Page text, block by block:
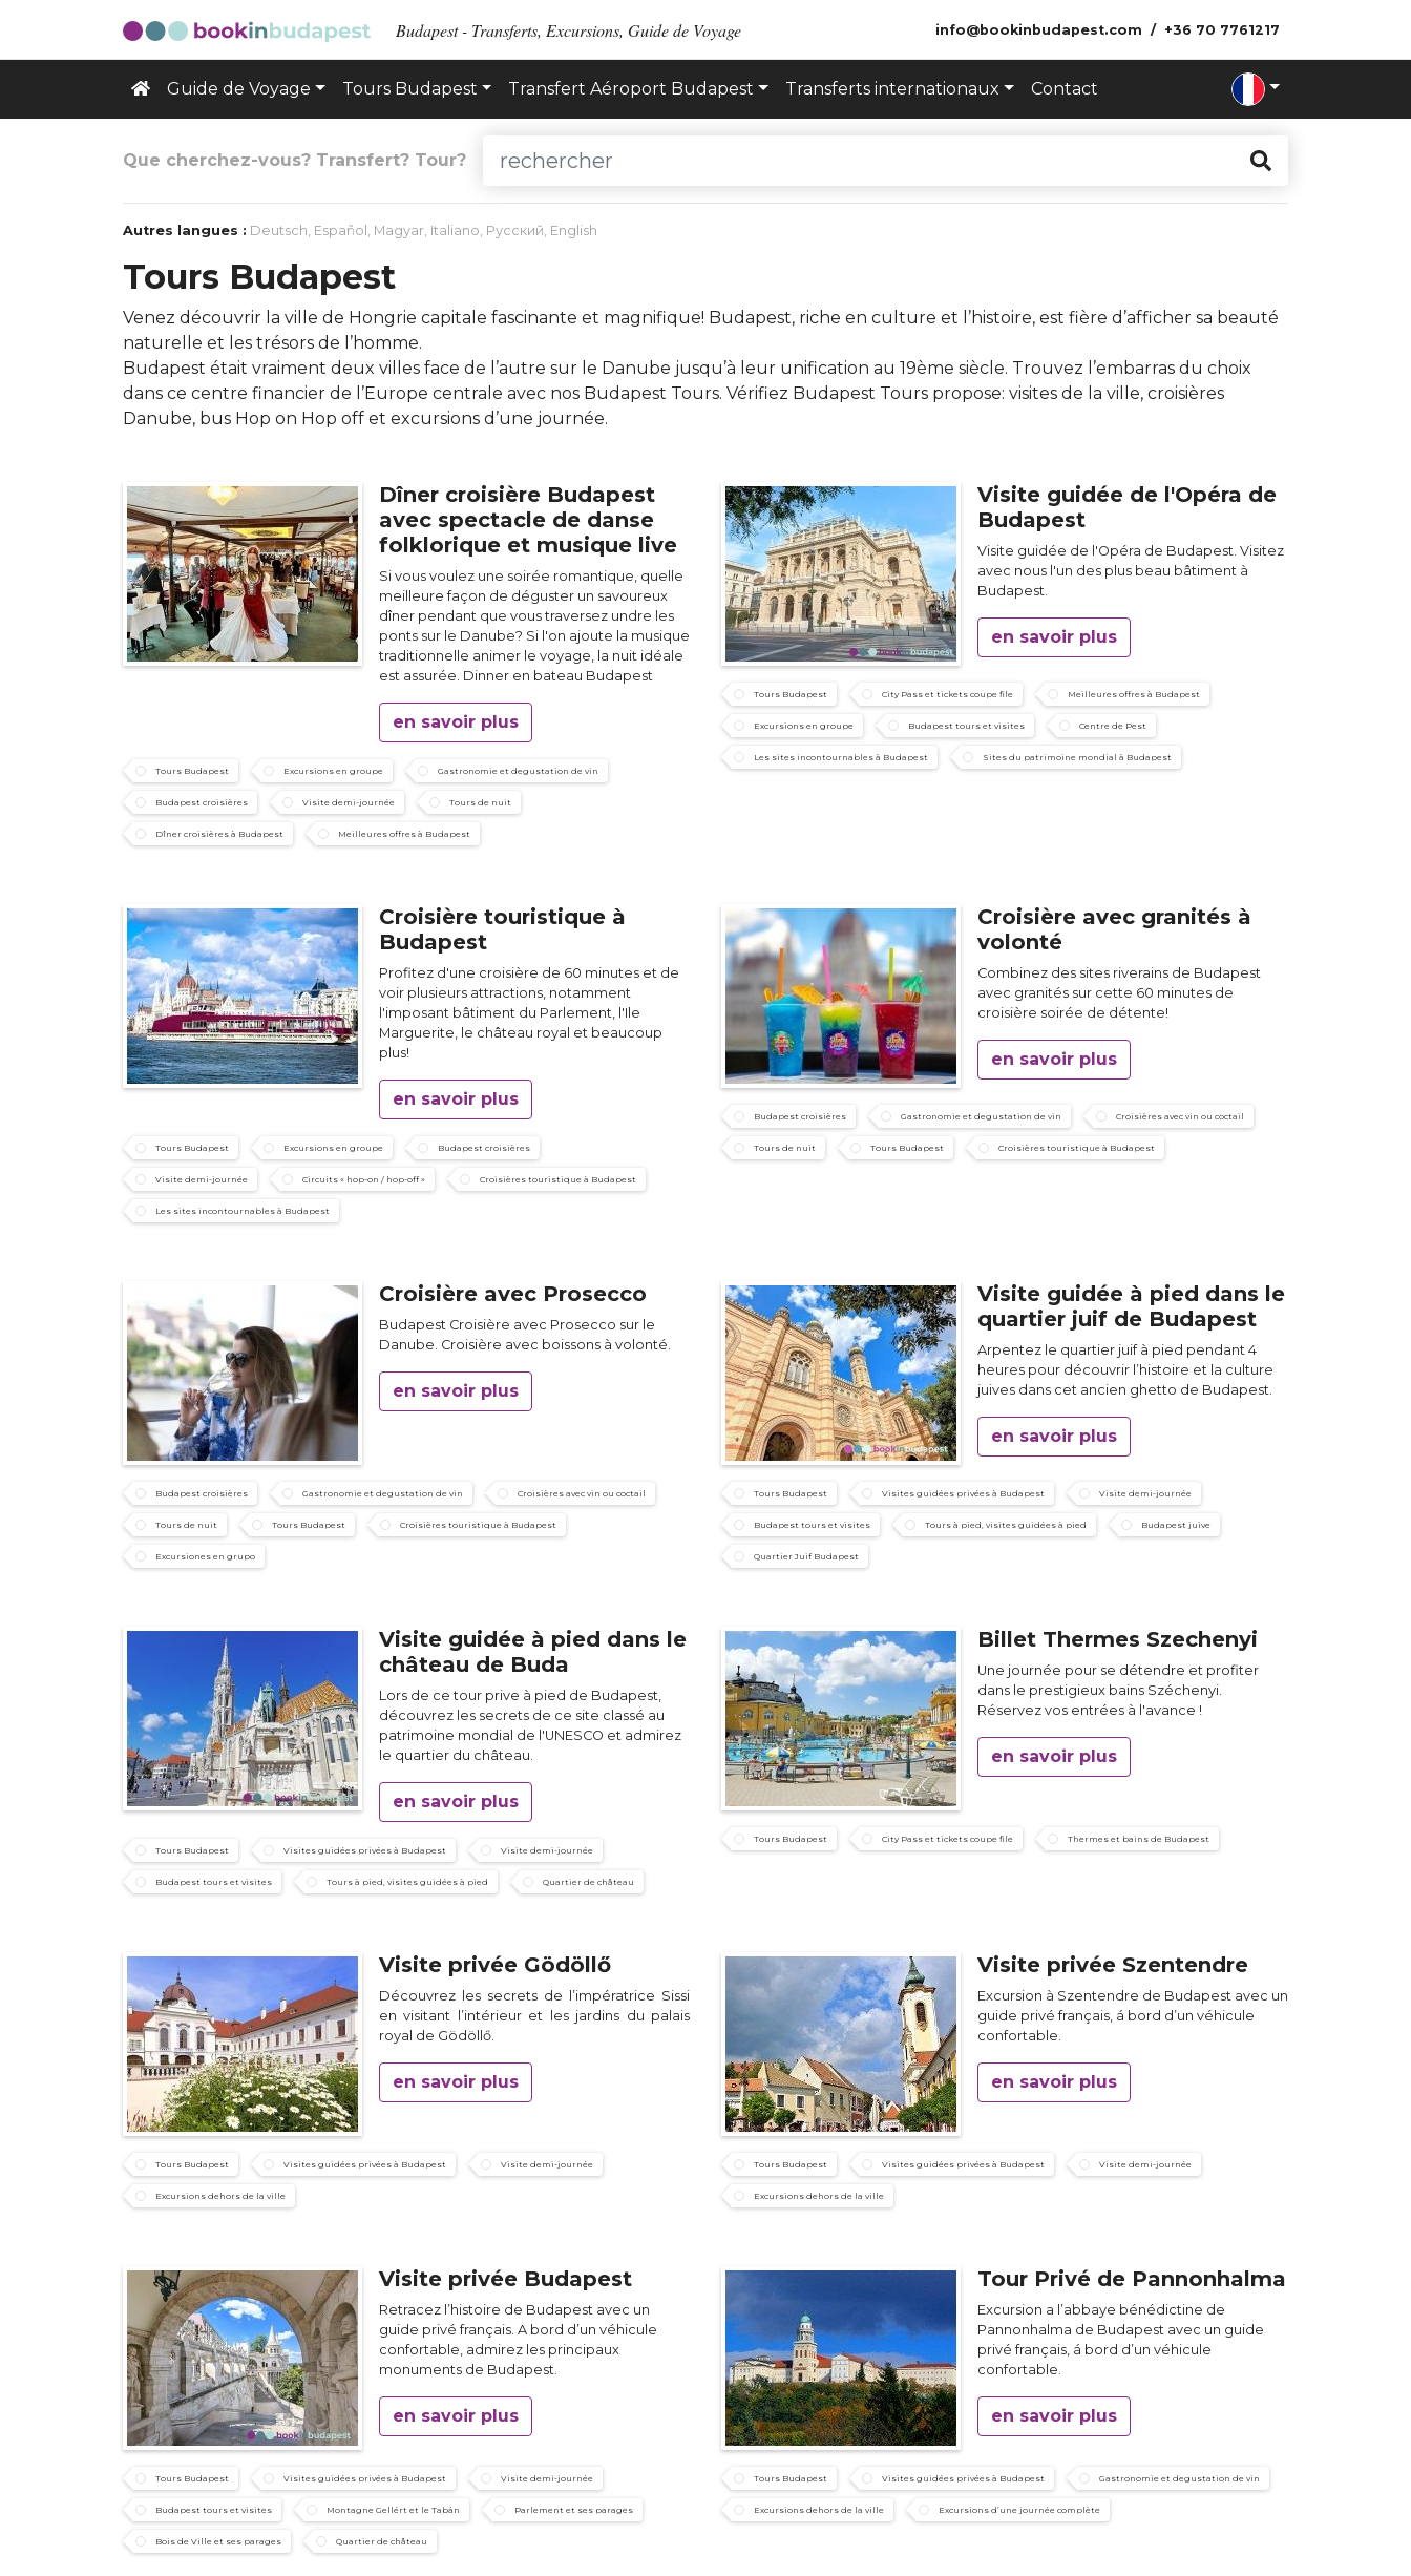
Budapest - Transferts, Excursions, Guide de Voyage info@bookinbudapest.com +36 70 7761217
Guide de Voyage Tours Budapest Transfert Aéroport Budapest Transferts internationaux Contact
Que cherchez-vous? Transfert? Tour?
Autres langues : Deutsch, Español , Magyar, Italiano, Русский, English
Tours Budapest
Venez découvrir la ville de Hongrie capitale fascinante et magnifique! Budapest, riche en culture et l’histoire, est fière d’afficher sa beauté
naturelle et les trésors de l’homme.
Budapest était vraiment deux villes face de l’autre sur le Danube jusqu’à leur unification au 19ème siècle. Trouvez l’embarras du choix
dans ce centre financier de l’Europe centrale avec nos Budapest Tours. Vérifiez Budapest Tours propose: visites de la ville, croisières
Danube, bus Hop on Hop off et excursions d’une journée.
Dîner croisière Budapest
avec spectacle de danse
folklorique et musique live
Si vous voulez une soirée romantique, quelle
meilleure façon de déguster un savoureux
dîner pendant que vous traversez undre les
ponts sur le Danube? Si l'on ajoute la musique
traditionnelle animer le voyage, la nuit idéale
est assurée. Dinner en bateau Budapest
en savoir plus
Tours Budapest Excursions en groupe Gastronomie et degustation de vin
Budapest croisières Visite demi-journée Tours de nuit
Dîner croisières à Budapest Meilleures offres à Budapest
Visite guidée de l'Opéra de
Budapest
Visite guidée de l'Opéra de Budapest. Visitez
avec nous l'un des plus beau bâtiment à
Budapest.
en savoir plus
Tours Budapest City Pass et tickets coupe file Meilleures offres à Budapest
Excursions en groupe Budapest tours et visites Centre de Pest
Les sites incontournables à Budapest Sites du patrimoine mondial à Budapest
Croisière touristique à
Budapest
Profitez d'une croisière de 60 minutes et de
voir plusieurs attractions, notamment
l'imposant bâtiment du Parlement, l'Ile
Marguerite, le château royal et beaucoup
plus!
en savoir plus
Tours Budapest Excursions en groupe Budapest croisières
Visite demi-journée Circuits « hop-on / hop-off » Croisières touristique à Budapest
Les sites incontournables à Budapest
Croisière avec granités à
volonté
Combinez des sites riverains de Budapest
avec granités sur cette 60 minutes de
croisière soirée de détente!
en savoir plus
Budapest croisières Gastronomie et degustation de vin Croisières avec vin ou coctail
Tours de nuit Tours Budapest Croisières touristique à Budapest
Croisière avec Prosecco
Budapest Croisière avec Prosecco sur le
Danube. Croisière avec boissons à volonté.
en savoir plus
Budapest croisières Gastronomie et degustation de vin Croisières avec vin ou coctail
Tours de nuit Tours Budapest Croisières touristique à Budapest
Excursiones en grupo
Visite guidée à pied dans le
quartier juif de Budapest
Arpentez le quartier juif à pied pendant 4
heures pour découvrir l’histoire et la culture
juives dans cet ancien ghetto de Budapest.
en savoir plus
Tours Budapest Visites guidées privées à Budapest Visite demi-journée
Budapest tours et visites Tours à pied, visites guidées à pied Budapest juive
Quartier Juif Budapest
Visite guidée à pied dans le
château de Buda
Lors de ce tour prive à pied de Budapest,
découvrez les secrets de ce site classé au
patrimoine mondial de l'UNESCO et admirez
le quartier du château.
en savoir plus
Tours Budapest Visites guidées privées à Budapest Visite demi-journée
Budapest tours et visites Tours à pied, visites guidées à pied Quartier de château
Billet Thermes Szechenyi
Une journée pour se détendre et profiter
dans le prestigieux bains Széchenyi.
Réservez vos entrées à l'avance !
en savoir plus
Tours Budapest City Pass et tickets coupe file Thermes et bains de Budapest
Visite privée Gödöllő
Découvrez les secrets de l’impératrice Sissi
en visitant l’intérieur et les jardins du palais
royal de Gödöllő.
en savoir plus
Tours Budapest Visites guidées privées à Budapest Visite demi-journée
Excursions dehors de la ville
Visite privée Szentendre
Excursion à Szentendre de Budapest avec un
guide privé français, á bord d’un véhicule
confortable.
en savoir plus
Tours Budapest Visites guidées privées à Budapest Visite demi-journée
Excursions dehors de la ville
Visite privée Budapest
Retracez l’histoire de Budapest avec un
guide privé français. A bord d’un véhicule
confortable, admirez les principaux
monuments de Budapest.
en savoir plus
Tours Budapest Visites guidées privées à Budapest Visite demi-journée
Budapest tours et visites Montagne Gellért et le Tabán Parlement et ses parages
Bois de Ville et ses parages Quartier de château
Tour Privé de Pannonhalma
Excursion a l’abbaye bénédictine de
Pannonhalma de Budapest avec un guide
privé français, á bord d’un véhicule
confortable.
en savoir plus
Tours Budapest Visites guidées privées à Budapest Gastronomie et degustation de vin
Excursions dehors de la ville Excursions d’une journée complète